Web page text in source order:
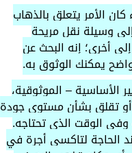
الأمر يتعلق بالذهاب
وسيلة نقل مريحة
أخرى؛ إنه البحث عن
يمكنك الوثوق به.
الأساسية – الموثوقية،
أو تقلق بشأن مستوى جودة
الوقت الذي تحتاجه.
الحاجة لتاكسي أجرة في